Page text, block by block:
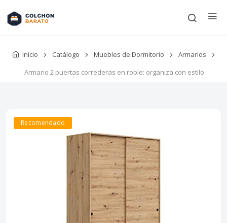
Inicio Catálogo Muebles de Dormitorio
Armarios
Armario 2 puertas correderas en roble: organiza con estilo
Recomendado